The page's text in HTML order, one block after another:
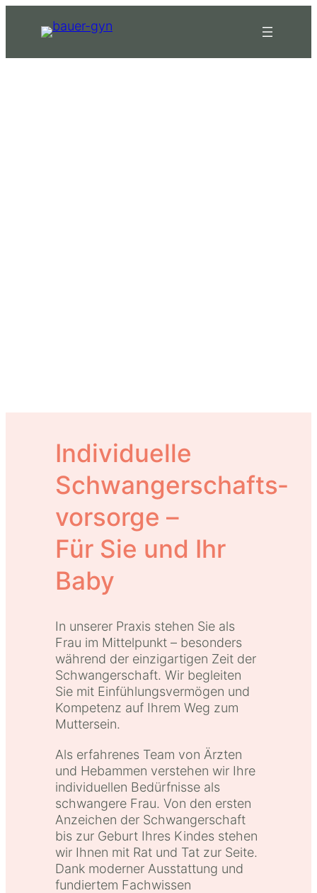
Individuelle
Schwangerschafts­
vorsorge –
Für Sie und Ihr
Baby
In unserer Praxis stehen Sie als
Frau im Mittelpunkt – besonders
während der einzigartigen Zeit der
Schwangerschaft. Wir begleiten
Sie mit Einfühlungsvermögen und
Kompetenz auf Ihrem Weg zum
Muttersein.
Als erfahrenes Team von Ärzten
und Hebammen verstehen wir Ihre
individuellen Bedürfnisse als
schwangere Frau. Von den ersten
Anzeichen der Schwangerschaft
bis zur Geburt Ihres Kindes stehen
wir Ihnen mit Rat und Tat zur Seite.
Dank moderner Ausstattung und
fundiertem Fachwissen